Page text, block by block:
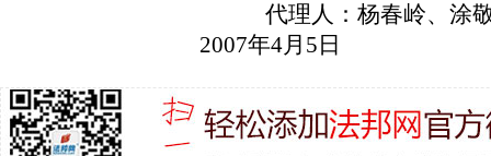
代理人：杨春岭、涂
2007年4月5 日